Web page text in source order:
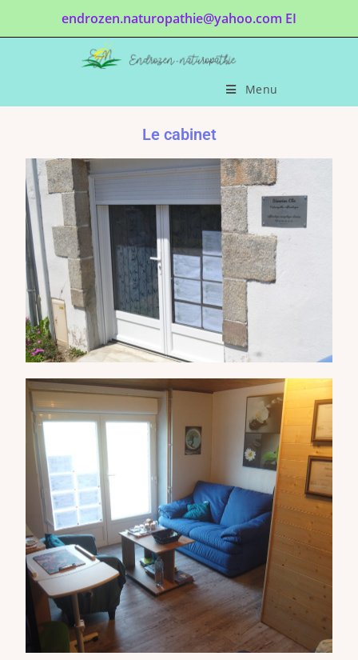
endrozen.naturopathie@yahoo.com EI
Menu
Le cabinet